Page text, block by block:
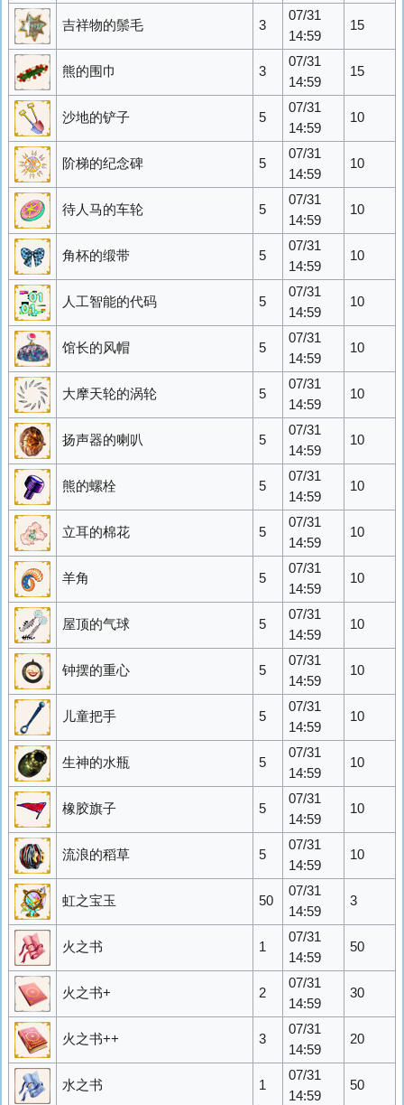
吉祥物的鬃毛 3
07/31
14:59
15
熊的围巾 3
07/31
14:59
15
沙地的铲子 5
07/31
14:59
10
阶梯的纪念碑 5
07/31
14:59
10
待人马的车轮 5
07/31
14:59
10
角杯的缎带 5
07/31
14:59
10
人工智能的代码 5
07/31
14:59
10
馆长的风帽 5
07/31
14:59
10
大摩天轮的涡轮 5
07/31
14:59
10
扬声器的喇叭 5
07/31
14:59
10
熊的螺栓 5
07/31
14:59
10
立耳的棉花 5
07/31
14:59
10
羊角 5
07/31
14:59
10
屋顶的气球 5
07/31
14:59
10
钟摆的重心 5
07/31
14:59
10
儿童把手 5
07/31
14:59
10
生神的水瓶 5
07/31
14:59
10
橡胶旗子 5
07/31
14:59
10
流浪的稻草 5
07/31
14:59
10
虹之宝玉 50
07/31
14:59
3
火之书 1
07/31
14:59
50
火之书+ 2
07/31
14:59
30
火之书++ 3
07/31
14:59
20
水之书 1
07/31
14:59
50